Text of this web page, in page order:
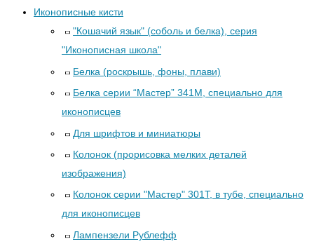
Иконописные кисти
"Кошачий язык" (соболь и белка), серия
"Иконописная школа"
Белка (роскрышь, фоны, плави)
Белка серии “Мастер” 341М, специально для
иконописцев
Для шрифтов и миниатюры
Колонок (прорисовка мелких деталей
изображения)
Колонок серии "Мастер" 301Т, в тубе, специально
для иконописцев
Лампензели Рублефф